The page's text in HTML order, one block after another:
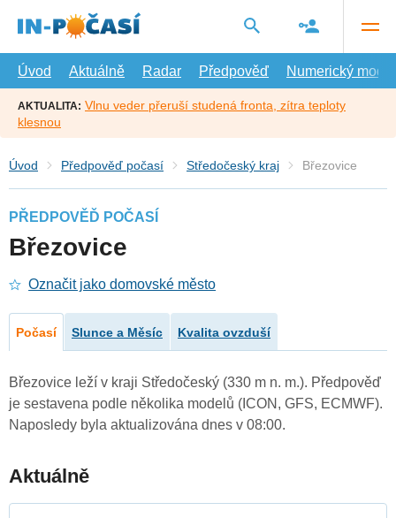
hlavní
Úvod
Aktuálně Radar Předpověď Numerický model
AKTUALITA: Vlnu veder přeruší studená fronta, zítra teploty
klesnou
Úvod Předpověď počasí Středočeský kraj Březovice
PŘEDPOVĚĎ POČASÍ
Březovice
Označit jako domovské město
Počasí Slunce a Měsíc Kvalita ovzduší
Březovice leží v kraji Středočeský (330 m n. m.). Předpověď
je sestavena podle několika modelů (ICON, GFS, ECMWF).
Naposledy byla aktualizována dnes v 08:00.
Aktuálně